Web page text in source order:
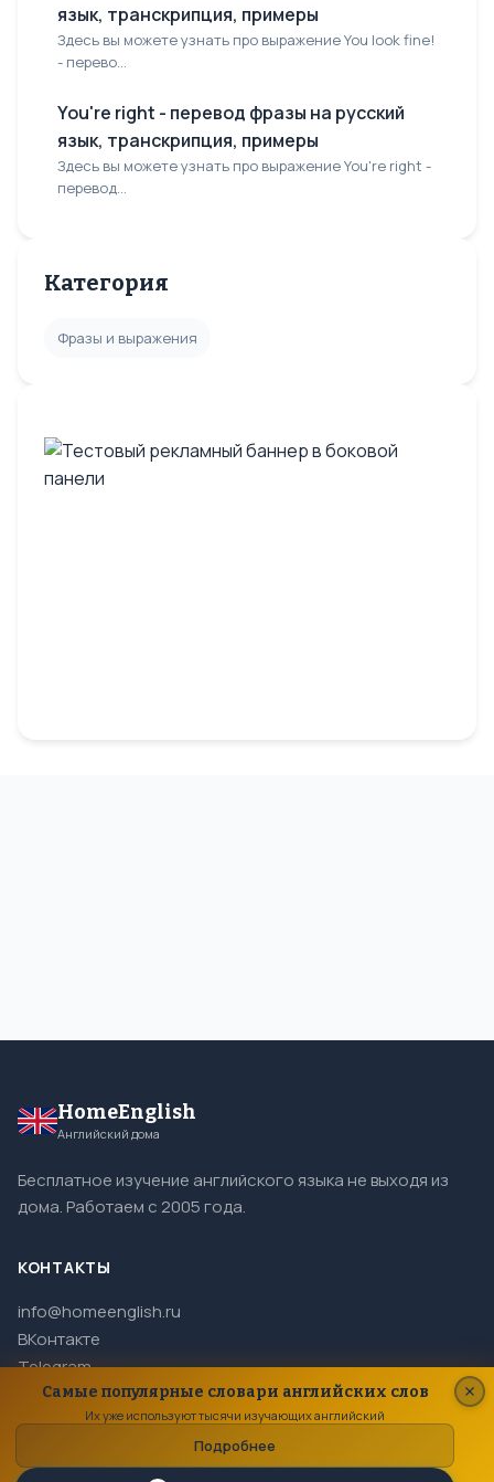
язык, транскрипция, примеры
Здесь вы можете узнать про выражение You look fine!
- перево...
You're right - перевод фразы на русский
язык, транскрипция, примеры
Здесь вы можете узнать про выражение You're right -
перевод...
Категория
Фразы и выражения
HomeEnglish
Английский дома
Бесплатное изучение английского языка не выходя из
дома. Работаем с 2005 года.
КОНТАКТЫ
info@homeenglish.ru
ВКонтакте
Telegram
© 2005–2026 HomeEnglish. Все права защищены.
Самые популярные словари английских слов
Их уже используют тысячи изучающих английский
Подробнее